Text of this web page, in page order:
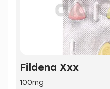
Fildena Xxx
100mg